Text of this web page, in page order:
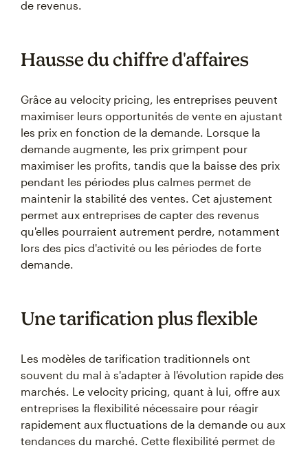
de revenus.
Hausse du chiffre d'affaires
Grâce au velocity pricing, les entreprises peuvent
maximiser leurs opportunités de vente en ajustant
les prix en fonction de la demande. Lorsque la
demande augmente, les prix grimpent pour
maximiser les profits, tandis que la baisse des prix
pendant les périodes plus calmes permet de
maintenir la stabilité des ventes. Cet ajustement
permet aux entreprises de capter des revenus
qu'elles pourraient autrement perdre, notamment
lors des pics d'activité ou les périodes de forte
demande.
Une tarification plus flexible
Les modèles de tarification traditionnels ont
souvent du mal à s'adapter à l'évolution rapide des
marchés. Le velocity pricing, quant à lui, offre aux
entreprises la flexibilité nécessaire pour réagir
rapidement aux fluctuations de la demande ou aux
tendances du marché. Cette flexibilité permet de